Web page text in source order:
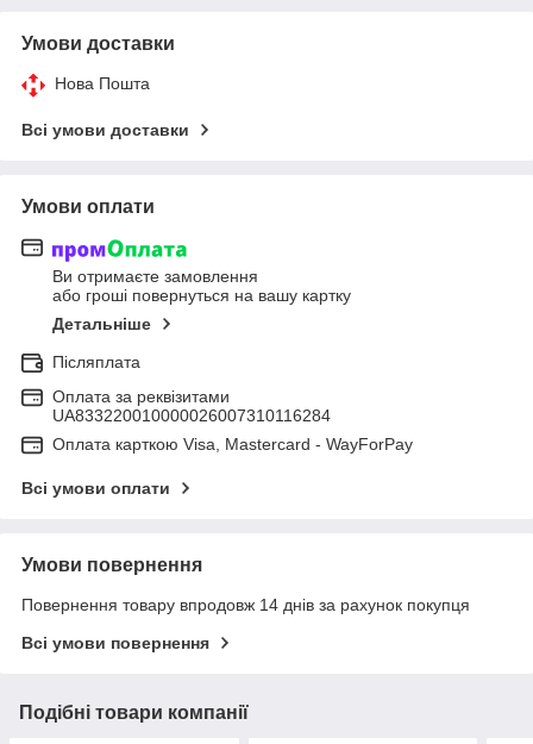
Умови доставки
Нова Пошта
Всі умови доставки
Умови оплати
Ви отримаєте замовлення
або гроші повернуться на вашу картку
Детальніше
Післяплата
Оплата за реквізитами
UA833220010000026007310116284
Оплата карткою Visa, Mastercard - WayForPay
Всі умови оплати
Умови повернення
Повернення товару впродовж 14 днів за рахунок покупця
Всі умови повернення
Подібні товари компанії